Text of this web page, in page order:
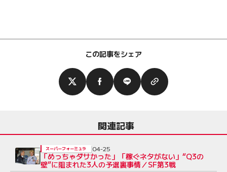
この記事をシェア
関連記事
「めっちゃダサかった」「稼ぐネタがない」“Q3の
壁”に阻まれた3人の予選裏事情／SF第3戦
スーパーフォーミュラ 04-25